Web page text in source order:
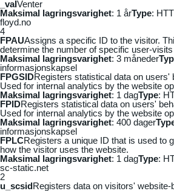
_vaIVenter
Maksimal lagringsvarighet: 1 årType:
floyd.no
4
FPAUAssigns a specific ID to the visitor.
determine the number of specific user-
Maksimal lagringsvarighet: 3 måneder
informasjonskapsel
FPGSIDRegisters statistical data on users'
Used for internal analytics by the website
Maksimal lagringsvarighet: 1 dagType:
FPIDRegisters statistical data on users'
Used for internal analytics by the website
Maksimal lagringsvarighet: 400 dager
informasjonskapsel
FPLCRegisters a unique ID that is used to
how the visitor uses the website.
Maksimal lagringsvarighet: 1 dagType:
sc-static.net
2
u_scsidRegisters data on visitors'